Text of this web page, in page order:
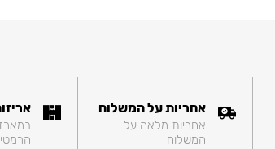
אחריות על המשלוח
אחריות מלאה על
המשלוח
במארז
הרמטי